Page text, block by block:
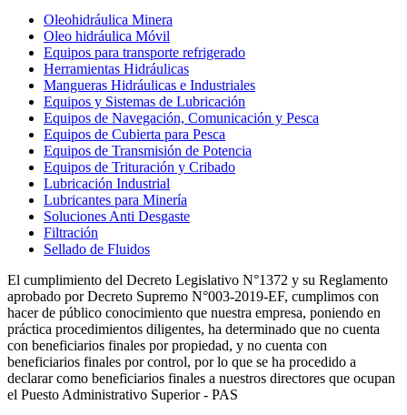
Oleohidráulica Minera
Oleo hidráulica Móvil
Equipos para transporte refrigerado
Herramientas Hidráulicas
Mangueras Hidráulicas e Industriales
Equipos y Sistemas de Lubricación
Equipos de Navegación, Comunicación y Pesca
Equipos de Cubierta para Pesca
Equipos de Transmisión de Potencia
Equipos de Trituración y Cribado
Lubricación Industrial
Lubricantes para Minería
Soluciones Anti Desgaste
Filtración
Sellado de Fluidos
El cumplimiento del Decreto Legislativo N°1372 y su Reglamento
aprobado por Decreto Supremo N°003-2019-EF, cumplimos con
hacer de público conocimiento que nuestra empresa, poniendo en
práctica procedimientos diligentes, ha determinado que no cuenta
con beneficiarios finales por propiedad, y no cuenta con
beneficiarios finales por control, por lo que se ha procedido a
declarar como beneficiarios finales a nuestros directores que ocupan
el Puesto Administrativo Superior - PAS